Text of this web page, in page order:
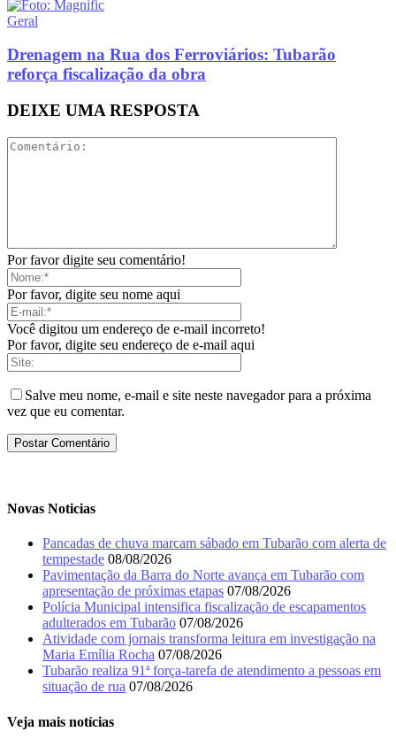
Geral
Drenagem na Rua dos Ferroviários: Tubarão
reforça fiscalização da obra
DEIXE UMA RESPOSTA
Por favor digite seu comentário!
Por favor, digite seu nome aqui
Você digitou um endereço de e-mail incorreto!
Por favor, digite seu endereço de e-mail aqui
Salve meu nome, e-mail e site neste navegador para a próxima
vez que eu comentar.
Novas Noticias
Pancadas de chuva marcam sábado em Tubarão com alerta de
tempestade 08/08/2026
Pavimentação da Barra do Norte avança em Tubarão com
apresentação de próximas etapas 07/08/2026
Polícia Municipal intensifica fiscalização de escapamentos
adulterados em Tubarão 07/08/2026
Atividade com jornais transforma leitura em investigação na
Maria Emília Rocha 07/08/2026
Tubarão realiza 91ª força-tarefa de atendimento a pessoas em
situação de rua 07/08/2026
Veja mais notícias